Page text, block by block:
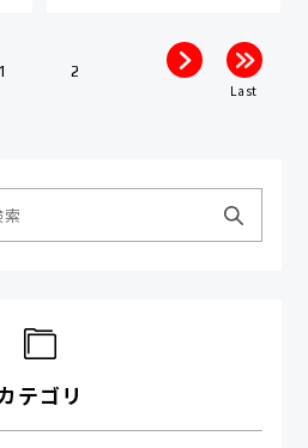
1
2
Last
テゴリ